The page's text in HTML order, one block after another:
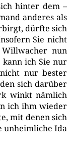
hin­ter dem –
ande­res als
dürf­te sich
Sie nicht
nun
ich Sie nur
nur bes­ter
sich dar­über
winkt näm­lich
ich ihm wie­der
mit denen sich
unheim­li­che Ida